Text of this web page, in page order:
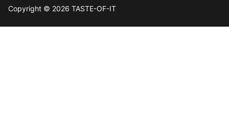
Copyright © 2026 TASTE-OF-IT